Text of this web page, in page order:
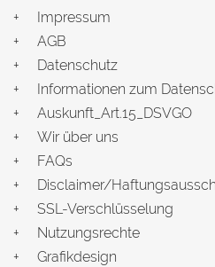
Impressum
AGB
Datenschutz
Informationen zum
Auskunft_Art.15_DSVGO
Wir über uns
FAQs
Disclaimer/
SSL-Verschlüsselung
Nutzungsrechte
Grafikdesign